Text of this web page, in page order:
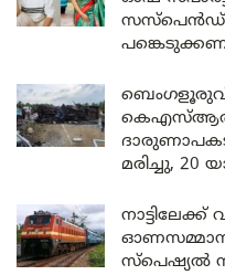
സസ്പെൻഡ്
മരിച്ചു, 20
നാട്ടിലേക്ക്
സ്പെഷ്യൽ